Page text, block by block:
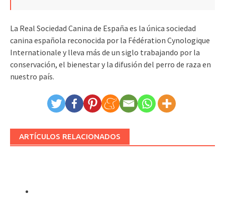
La Real Sociedad Canina de España es la única sociedad
canina española reconocida por la Fédération Cynologique
Internationale y lleva más de un siglo trabajando por la
conservación, el bienestar y la difusión del perro de raza en
nuestro país.
ARTÍCULOS RELACIONADOS